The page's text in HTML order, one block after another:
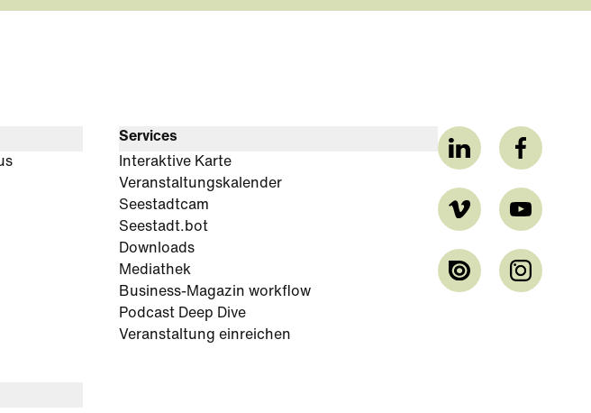
Services
Interaktive Karte
Veranstaltungskalender
Seestadtcam
Seestadt.bot
Downloads
Mediathek
Business-Magazin workflow
Podcast Deep Dive
Veranstaltung einreichen